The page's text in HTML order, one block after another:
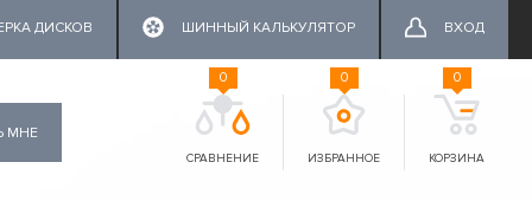
ДИСКОВ ШИННЫЙ КАЛЬКУЛЯТОР ВХОД
МНЕ
СРАВНЕНИЕ
0
ИЗБРАННОЕ
0
КОРЗИНА
0